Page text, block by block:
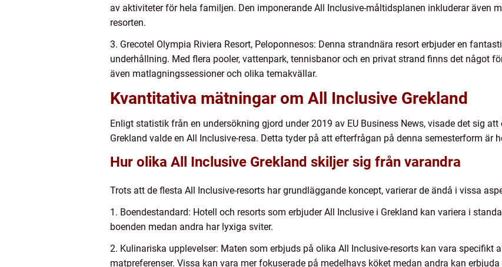
av aktiviteter för hela familjen. Den imponerande All Inclusive-måltidsplanen inkluderar även
resorten.
3. Grecotel Olympia Riviera Resort, Peloponnesos: Denna strandnära resort erbjuder en
underhållning. Med flera pooler, vattenpark, tennisbanor och en privat strand finns det något
även matlagningssessioner och olika temakvällar.
Kvantitativa mätningar om All Inclusive Grekland
Enligt statistik från en undersökning gjord under 2019 av EU Business News, visade det sig
Grekland valde en All Inclusive-resa. Detta tyder på att efterfrågan på denna semesterform är
Hur olika All Inclusive Grekland skiljer sig från varandra
Trots att de flesta All Inclusive-resorts har grundläggande koncept, varierar de ändå i vissa
1. Boendestandard: Hotell och resorts som erbjuder All Inclusive i Grekland kan variera i
boenden medan andra har lyxiga sviter.
2. Kulinariska upplevelser: Maten som erbjuds på olika All Inclusive-resorts kan vara specifikt
matpreferenser. Vissa kan vara mer fokuserade på medelhavs köket medan andra kan